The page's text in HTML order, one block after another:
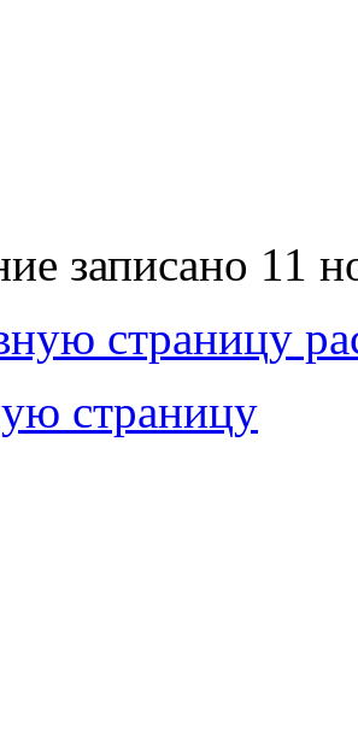
записано 11
страницу
страницу